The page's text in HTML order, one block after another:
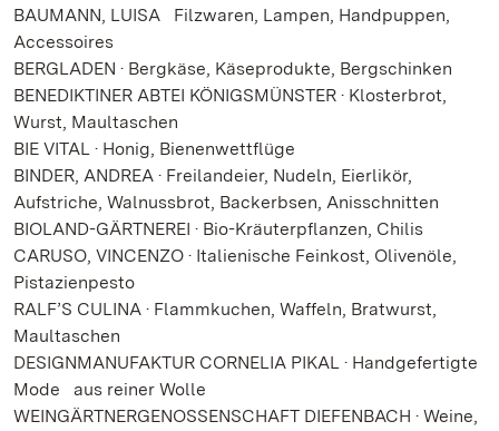
BAUMANN, LUISA Filzwaren, Lampen, Handpuppen,
Accessoires
BERGLADEN · Bergkäse, Käseprodukte, Bergschinken
BENEDIKTINER ABTEI KÖNIGSMÜNSTER · Klosterbrot,
Wurst, Maultaschen
BIE VITAL · Honig, Bienenwettflüge
BINDER, ANDREA · Freilandeier, Nudeln, Eierlikör,
Aufstriche, Walnussbrot, Backerbsen, Anisschnitten
BIOLAND-GÄRTNEREI · Bio-Kräuterpflanzen, Chilis
CARUSO, VINCENZO · Italienische Feinkost, Olivenöle,
Pistazienpesto
RALF’S CULINA · Flammkuchen, Waffeln, Bratwurst,
Maultaschen
DESIGNMANUFAKTUR CORNELIA PIKAL · Handgefertigte
Mode aus reiner Wolle
WEINGÄRTNERGENOSSENSCHAFT DIEFENBACH · Weine,